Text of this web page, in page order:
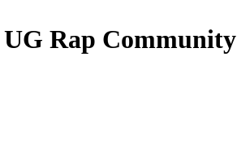
UG Rap Community